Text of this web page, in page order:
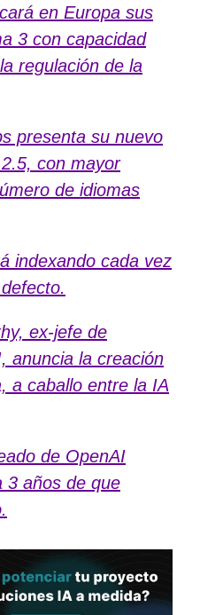
en Europa sus
3 con capacidad
regulación de la
presenta su nuevo
con mayor
de idiomas
indexando cada vez
ex-jefe de
anuncia la creación
a caballo entre la IA
de OpenAI
3 años de que